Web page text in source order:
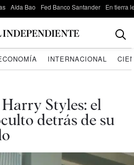
Aída Bao Fed Banco Santander En tierra
INTERNACIONAL
Styles: el
detrás de su